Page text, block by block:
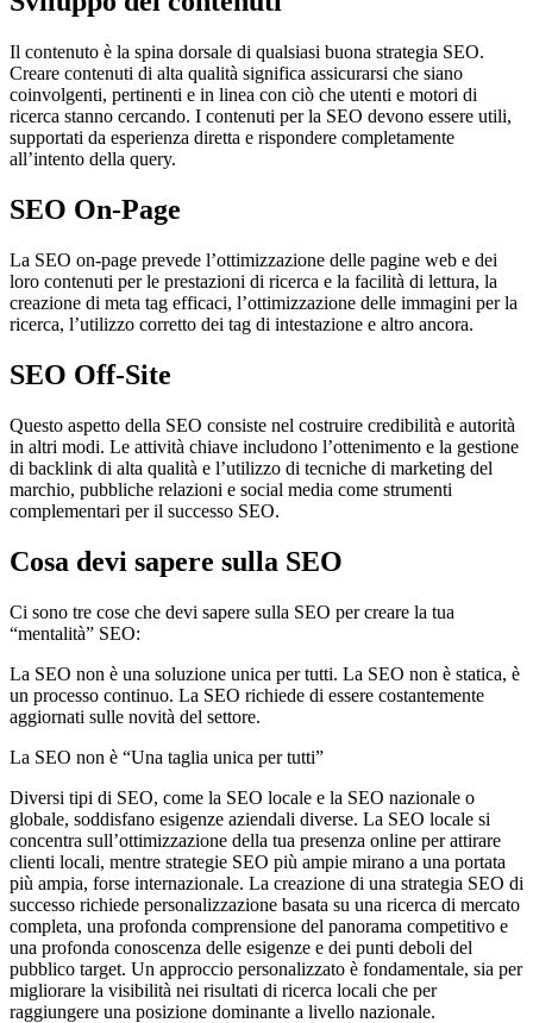
Il contenuto è la spina dorsale di qualsiasi buona strategia SEO.
Creare contenuti di alta qualità significa assicurarsi che siano
coinvolgenti, pertinenti e in linea con ciò che utenti e motori di
ricerca stanno cercando. I contenuti per la SEO devono essere utili,
supportati da esperienza diretta e rispondere completamente
all’intento della query.
SEO On-Page
La SEO on-page prevede l’ottimizzazione delle pagine web e dei
loro contenuti per le prestazioni di ricerca e la facilità di lettura, la
creazione di meta tag efficaci, l’ottimizzazione delle immagini per la
ricerca, l’utilizzo corretto dei tag di intestazione e altro ancora.
SEO Off-Site
Questo aspetto della SEO consiste nel costruire credibilità e autorità
in altri modi. Le attività chiave includono l’ottenimento e la gestione
di backlink di alta qualità e l’utilizzo di tecniche di marketing del
marchio, pubbliche relazioni e social media come strumenti
complementari per il successo SEO.
Cosa devi sapere sulla SEO
Ci sono tre cose che devi sapere sulla SEO per creare la tua
“mentalità” SEO:
La SEO non è una soluzione unica per tutti. La SEO non è statica, è
un processo continuo. La SEO richiede di essere costantemente
aggiornati sulle novità del settore.
La SEO non è “Una taglia unica per tutti”
Diversi tipi di SEO, come la SEO locale e la SEO nazionale o
globale, soddisfano esigenze aziendali diverse. La SEO locale si
concentra sull’ottimizzazione della tua presenza online per attirare
clienti locali, mentre strategie SEO più ampie mirano a una portata
più ampia, forse internazionale. La creazione di una strategia SEO di
successo richiede personalizzazione basata su una ricerca di mercato
completa, una profonda comprensione del panorama competitivo e
una profonda conoscenza delle esigenze e dei punti deboli del
pubblico target. Un approccio personalizzato è fondamentale, sia per
migliorare la visibilità nei risultati di ricerca locali che per
raggiungere una posizione dominante a livello nazionale.